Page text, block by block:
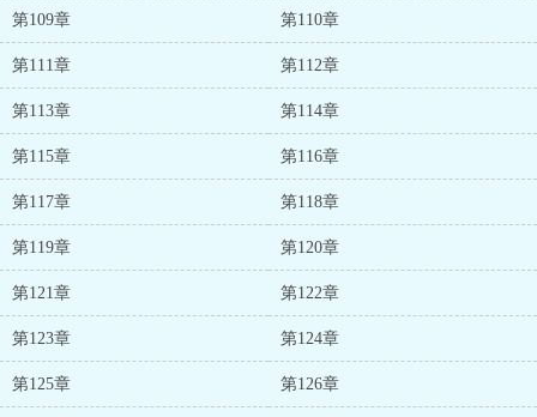
第109章 第110章
第111章 第112章
第113章 第114章
第115章 第116章
第117章 第118章
第119章 第120章
第121章 第122章
第123章 第124章
第125章 第126章